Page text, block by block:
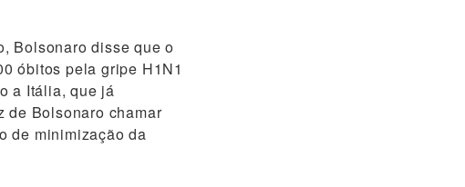
Bolsonaro disse que o
óbitos pela gripe H1N1
a Itália, que já
de Bolsonaro chamar
de minimização da